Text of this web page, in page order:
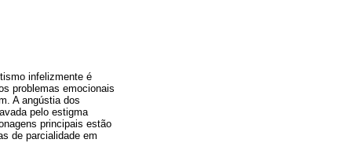
infelizmente é
problemas emocionais
A angústia dos
pelo estigma
principais estão
de parcialidade em